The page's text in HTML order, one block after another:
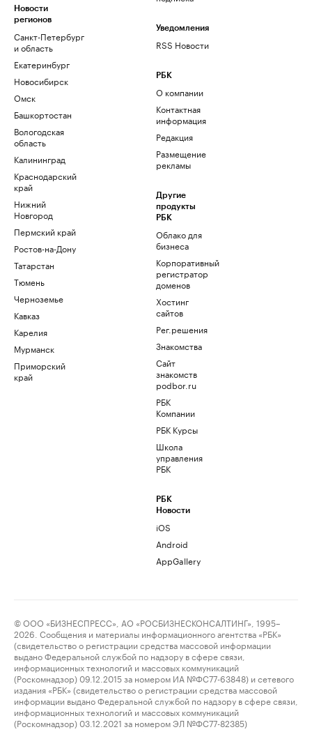
Новости
регионов
Санкт-Петербург
и область
Екатеринбург
Новосибирск
Омск
Башкортостан
Вологодская
область
Калининград
Краснодарский
край
Нижний
Новгород
Пермский край
Ростов-на-Дону
Татарстан
Тюмень
Черноземье
Кавказ
Карелия
Мурманск
Приморский
край
Уведомления
RSS Новости
РБК
О компании
Контактная
информация
Редакция
Размещение
рекламы
Другие
продукты
РБК
Облако для
бизнеса
Корпоративный
регистратор
доменов
Хостинг
сайтов
Рег.решения
Знакомства
Сайт
знакомств
podbor.ru
РБК
Компании
РБК Курсы
Школа
управления
РБК
РБК
Новости
iOS
Android
AppGallery
© ООО «БИЗНЕСПРЕСС», АО «РОСБИЗНЕСКОНСАЛТИНГ», 1995–
2026. Сообщения и материалы информационного агентства «РБК»
(свидетельство о регистрации средства массовой информации
выдано Федеральной службой по надзору в сфере связи,
информационных технологий и массовых коммуникаций
(Роскомнадзор) 09.12.2015 за номером ИА №ФС77-63848) и сетевого
издания «РБК» (свидетельство о регистрации средства массовой
информации выдано Федеральной службой по надзору в сфере связи,
информационных технологий и массовых коммуникаций
(Роскомнадзор) 03.12.2021 за номером ЭЛ №ФС77-82385)